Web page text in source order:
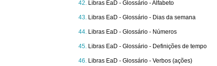
Libras EaD - Glossário - Alfabeto
Libras EaD - Glossário - Dias da semana
Libras EaD - Glossário - Números
Libras EaD - Glossário - Definições de tempo
Libras EaD - Glossário - Verbos (ações)